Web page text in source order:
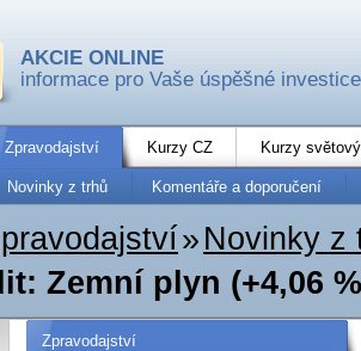
AKCIE ONLINE
informace pro Vaše úspěšné investice
Zpravodajství Kurzy CZ Kurzy
Novinky z trhů Komentáře a doporučení
» Novinky z
Zemní plyn (+4,06
Zpravodajství